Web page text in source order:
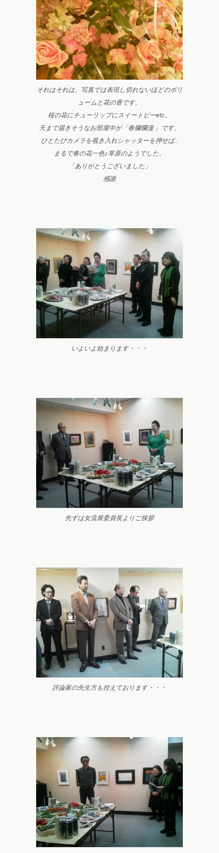
それはそれは、写真では表現し切れないほどのボリ
ュームと花の香です。
桜の花にチューリップにスイートピーetc。
天まで届きそうなお部屋中が「春爛爛漫 」です。
ひとたびカメラを覗き入れシャッターを押せば…
まるで春の花一色♪草原のようでした。
「ありがとうございました」
感謝
いよいよ始まります・・・
先ずは女流展委員長よりご挨拶
評論家の先生方も控えております・・・